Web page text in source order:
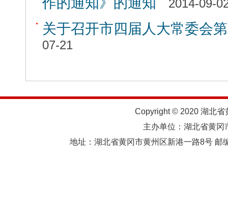
2014-09-
关于召开市四届人大常委会
07-21
Copyright © 2020 湖北省
主办单位：湖北省黄
地址：湖北省黄冈市黄州区新港一路8号